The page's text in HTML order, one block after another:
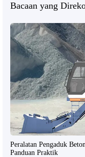
Bacaan yang
Peralatan Pengaduk
Panduan Praktik